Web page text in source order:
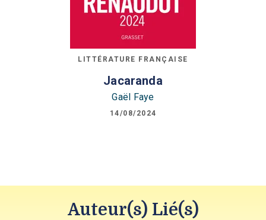
LITTÉRATURE FRANÇAISE
Jacaranda
Gaël Faye
14/08/2024
Auteur(s) Lié(s)